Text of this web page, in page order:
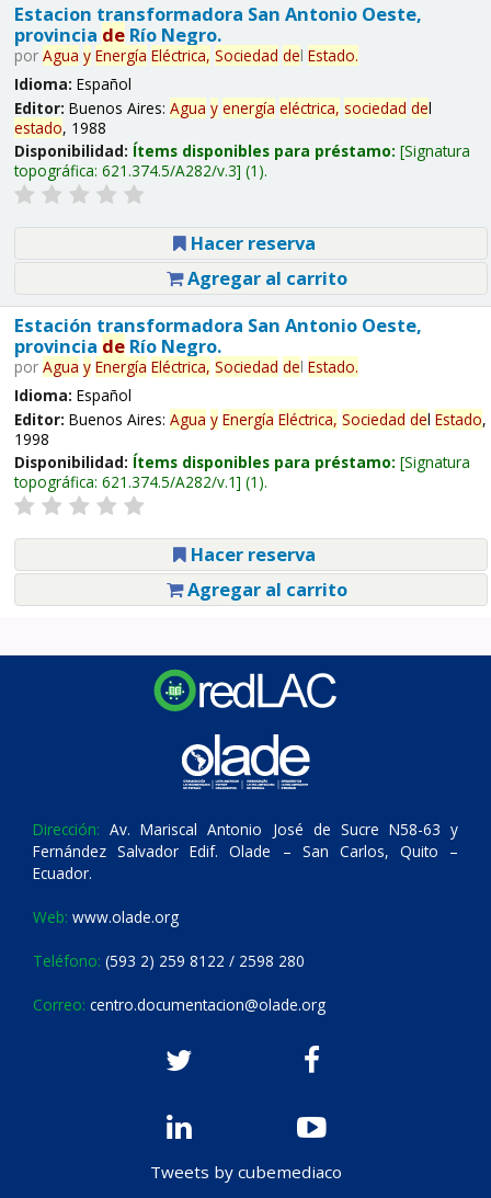
Estacion transformadora San Antonio Oeste,
provincia deRío Negro.
por Agua y Energía Eléctrica, Sociedad del Estado.
Idioma: Español
Editor: Buenos Aires: Agua y energía eléctrica, sociedad del
estado, 1988
Disponibilidad: Ítems disponibles para préstamo: Signatura
topográfica: 621.374.5/A282/v.3 (1).
Hacer reserva
Agregar al carrito
Estación transformadora San Antonio Oeste,
provincia deRío Negro.
por Agua y Energía Eléctrica, Sociedad del Estado.
Idioma: Español
Editor: Buenos Aires: Agua y Energía Eléctrica, Sociedad del Estado,
1998
Disponibilidad: Ítems disponibles para préstamo: Signatura
topográfica: 621.374.5/A282/v.1 (1).
Hacer reserva
Agregar al carrito
Dirección: Av. Mariscal Antonio José de Sucre N58-63 y
Fernández Salvador Edif. Olade – San Carlos, Quito –
Ecuador.
Web: www.olade.org
Teléfono: (593 2) 259 8122 / 2598 280
Correo: centro.documentacion@olade.org
Tweets by cubemediaco